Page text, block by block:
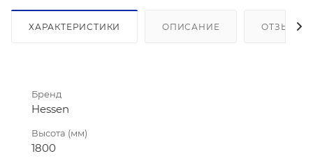
ХАРАКТЕРИСТИКИ ОПИСАНИЕ ОТЗЫВЫ
Бренд
Hessen
Высота (мм)
1800